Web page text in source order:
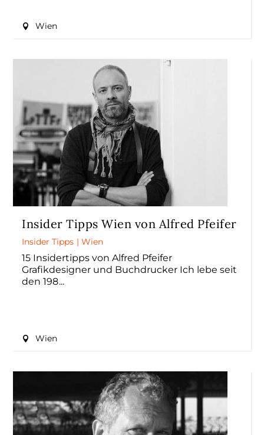
Wien
Insider Tipps Wien von Alfred Pfeifer
Insider Tipps |Wien
15 Insidertipps von Alfred Pfeifer
Grafikdesigner und Buchdrucker Ich lebe seit
den 198
Wien